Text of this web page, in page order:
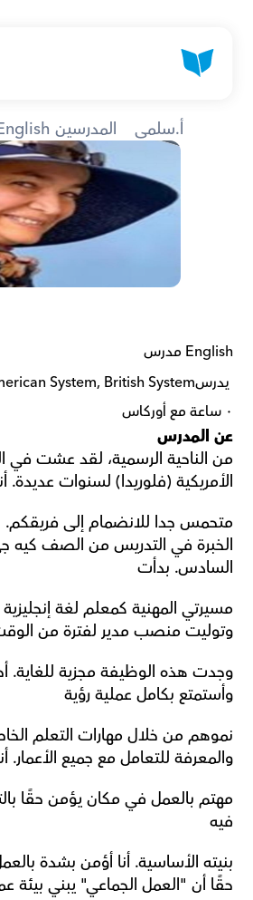
English المدرسين أ.سلمى
English مدرس
يدرسAmerican System, British System
٠ ساعة مع أوركاس
عن المدرس
الأمريكية (فلوريدا) لسنوات عديدة.
السادس. بدأت
وتوليت منصب مدير لفترة من
وأستمتع بكامل عملية رؤية
والمعرفة للتعامل مع جميع الأعمار.
فيه
حقًا أن "العمل الجماعي" يبني بيئة